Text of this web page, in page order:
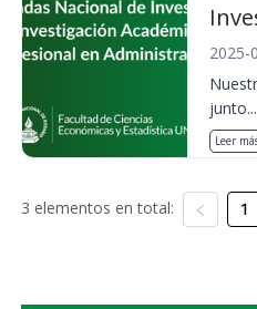
2025-
junto...
Leer
3 elementos en total: 1